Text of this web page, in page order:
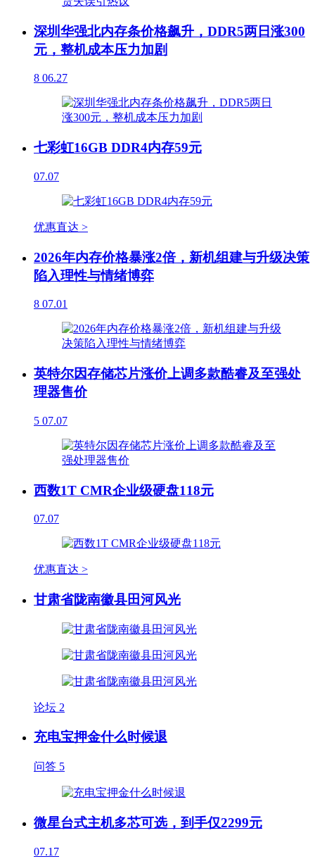
深圳华强北内存条价格飙升，DDR5两日涨300
元，整机成本压力加剧
8 06.27
七彩虹16GB DDR4内存59元
07.07
优惠直达 >
2026年内存价格暴涨2倍，新机组建与升级决策
陷入理性与情绪博弈
8 07.01
英特尔因存储芯片涨价上调多款酷睿及至强处
理器售价
5 07.07
西数1T CMR企业级硬盘118元
07.07
优惠直达 >
甘肃省陇南徽县田河风光
论坛 2
充电宝押金什么时候退
问答 5
微星台式主机多芯可选，到手仅2299元
07.17